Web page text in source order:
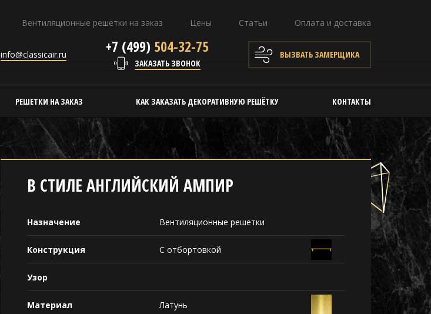
Вентиляционные решетки на заказ Цены Статьи Оплата и доставка
info@classicair.ru +7 (499)504-32-75
ЗАКАЗАТЬ ЗВОНОК
ВЫЗВАТЬ ЗАМЕРЩИКА
РЕШЕТКИ НА ЗАКАЗ КАК ЗАКАЗАТЬ ДЕКОРАТИВНУЮ РЕШЁТКУ КОНТАКТЫ
В СТИЛЕ АНГЛИЙСКИЙ АМПИР
Назначение Вентиляционные решетки
Конструкция С отбортовкой
Узор
Материал Латунь